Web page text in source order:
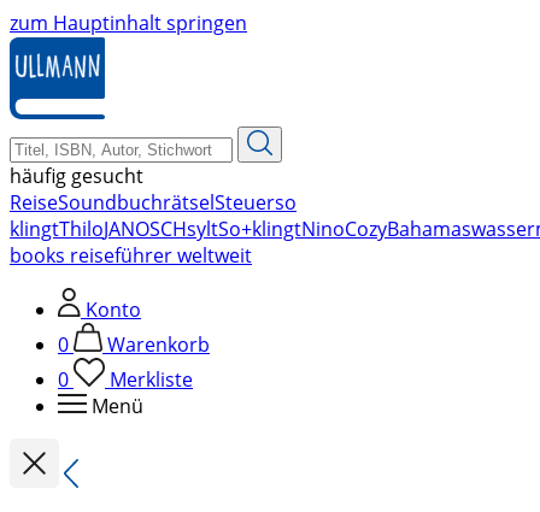
zum Hauptinhalt springen
häufig gesucht
ReiseSoundbuchrätselSteuerso
klingtThiloJANOSCHsyltSo+klingtNinoCozyBahamas
books reiseführer weltweit
Konto
0
Warenkorb
0
Merkliste
Menü